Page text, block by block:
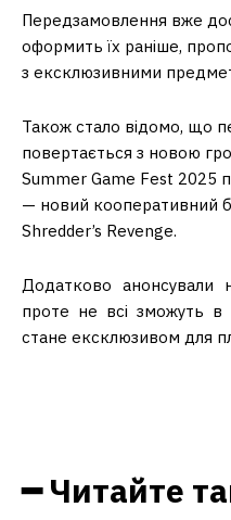
Передзамовлення вже
оформить їх раніше,
з ексклюзивними
Також стало відомо, що
повертається з новою
Summer Game Fest 2025
— новий кооперативний
Shredder’s Revenge.
Додатково анонсували
проте не всі зможуть в
стане ексклюзивом для
━ Читайте